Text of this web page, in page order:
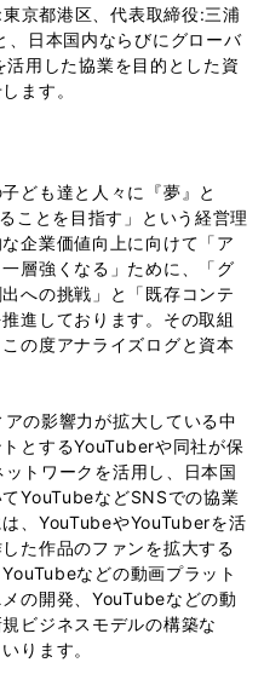
京都港区、代表取締役:三浦
、日本国内ならびにグローバ
用した協業を目的とした資
ます。
ども達と人々に『夢』と
ことを目指す」という経営理
企業価値向上に向けて「ア
層強くなる」ために、「グ
への挑戦」と「既存コンテ
進しております。その取組
の度アナライズログと資本
の影響力が拡大している中
とするYouTuberや同社が保
トワークを活用し、日本国
YouTubeなどSNSでの協業
、YouTubeやYouTuberを活
た作品のファンを拡大する
などの動画プラット
の開発、YouTubeなどの動
ビジネスモデルの構築な
ります。